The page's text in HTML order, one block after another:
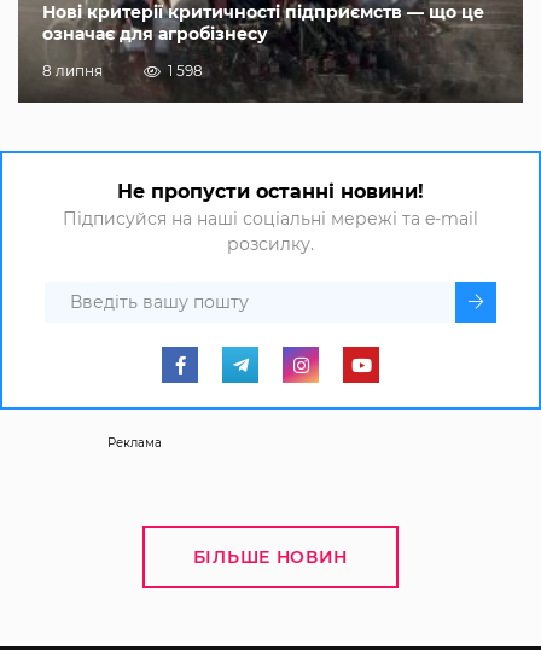
Нові критерії критичності підприємств — що це
означає для агробізнесу
8 липня 1 598
Не пропусти останні новини!
Підписуйся на наші соціальні мережі та e-mail
розсилку.
Реклама
БІЛЬШЕ НОВИН